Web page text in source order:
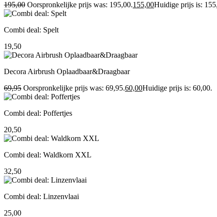
195,00 Oorspronkelijke prijs was: 195,00.155,00Huidige prijs is:
Combi deal: Spelt
19,50
Decora Airbrush Oplaadbaar&Draagbaar
69,95 Oorspronkelijke prijs was: 69,95.60,00Huidige prijs is: 60,00.
Combi deal: Poffertjes
20,50
Combi deal: Waldkorn XXL
32,50
Combi deal: Linzenvlaai
25,00